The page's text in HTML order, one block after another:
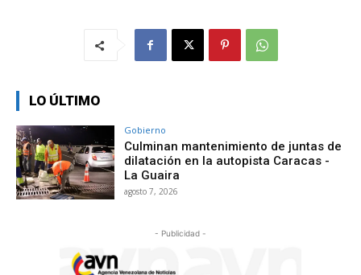
LO ÚLTIMO
Gobierno
Culminan mantenimiento de juntas de
dilatación en la autopista Caracas -
La Guaira
agosto 7, 2026
- Publicidad -